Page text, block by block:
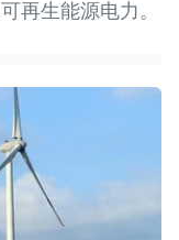
再生能源电力。